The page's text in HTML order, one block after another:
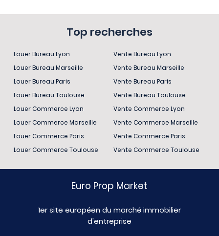
Top recherches
Louer Bureau Lyon
Louer Bureau Marseille
Louer Bureau Paris
Louer Bureau Toulouse
Louer Commerce Lyon
Louer Commerce Marseille
Louer Commerce Paris
Louer Commerce Toulouse
Vente Bureau Lyon
Vente Bureau Marseille
Vente Bureau Paris
Vente Bureau Toulouse
Vente Commerce Lyon
Vente Commerce Marseille
Vente Commerce Paris
Vente Commerce Toulouse
Euro Prop Market
1er site européen du marché immobilier
d'entreprise